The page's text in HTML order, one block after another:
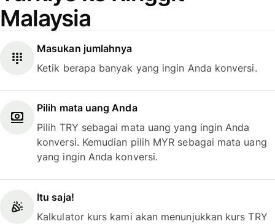
Malaysia
Masukan jumlahnya
Ketik berapa banyak yang ingin Anda konversi.
Pilih mata uang Anda
Pilih TRY sebagai mata uang yang ingin Anda
konversi. Kemudian pilih MYR sebagai mata uang
yang ingin Anda konversi.
Itu saja!
Kalkulator kurs kami akan menunjukkan kurs TRY